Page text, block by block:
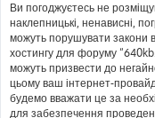
Ви погоджуєтесь не
наклепницькі, ненависні,
можуть порушувати закони
хостингу для форуму
можуть призвести до
цьому ваш інтернет-
будемо вважати це за
для забезпечення